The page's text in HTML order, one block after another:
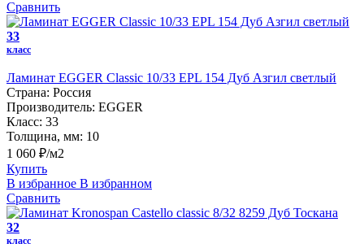
Сравнить
33
класс
Ламинат EGGER Classic 10/33 EPL 154 Дуб Азгил светлый
Страна: Россия
Производитель: EGGER
Класс: 33
Толщина, мм: 10
1 060 ₽/м2
Купить
В избранное В избранном
Сравнить
32
класс